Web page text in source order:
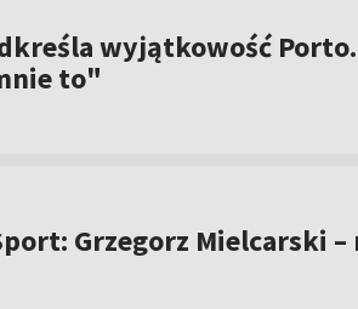
wyjątkowość Porto.
to"
Grzegorz Mielcarski –